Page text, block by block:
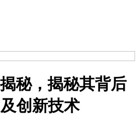
秘，揭秘其背后
创新技术